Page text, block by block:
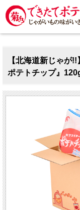
【北海道新じゃが
ポテトチップ』